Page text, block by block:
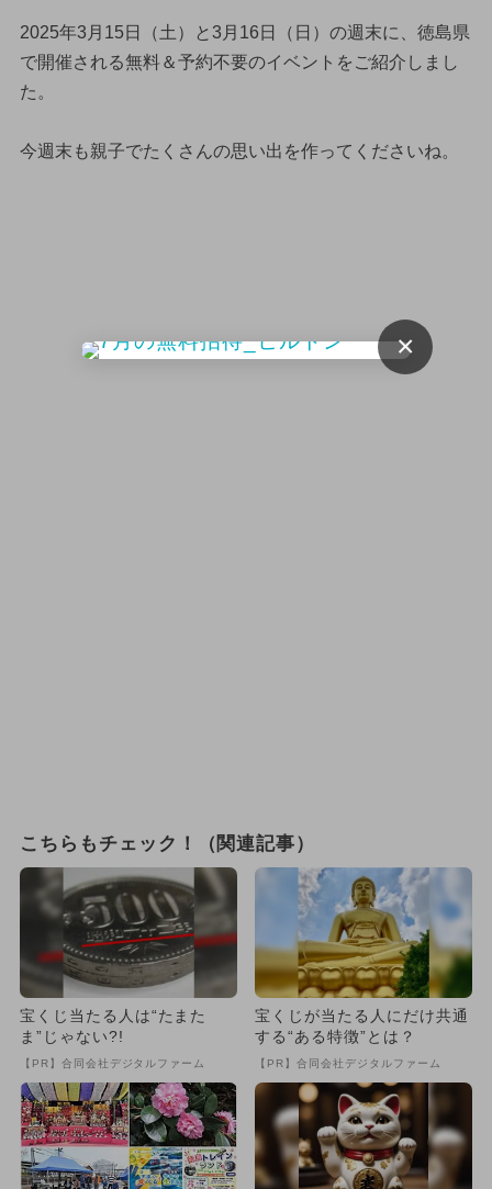
2025年3月15日（土）と3月16日（日）の週末に、徳島県
で開催される無料＆予約不要のイベントをご紹介しまし
た。
今週末も親子でたくさんの思い出を作ってくださいね。
こちらもチェック！（関連記事）
宝くじ当たる人は“たまた
ま”じゃない?!
【PR】合同会社デジタルファーム
宝くじが当たる人にだけ共通
する“ある特徴”とは？
【PR】合同会社デジタルファーム
×